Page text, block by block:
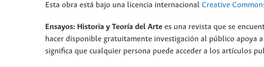
Esta obra está bajo una licencia internacional Creative
Ensayos: Historia y Teoría del Arte es una revista que se
hacer disponible gratuitamente investigación al público apoya
significa que cualquier persona puede acceder a los artículos